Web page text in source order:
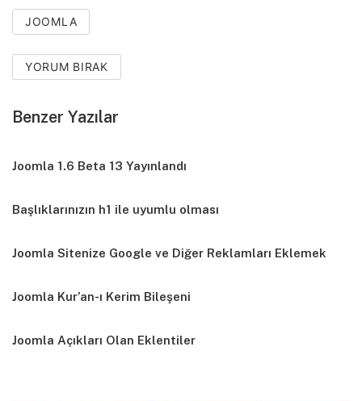
JOOMLA
YORUM BIRAK
Benzer Yazılar
Joomla 1.6 Beta 13 Yayınlandı
Başlıklarınızın h1 ile uyumlu olması
Joomla Sitenize Google ve Diğer Reklamları Eklemek
Joomla Kur’an-ı Kerim Bileşeni
Joomla Açıkları Olan Eklentiler